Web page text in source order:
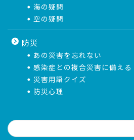
海の疑問
空の疑問
防災
あの災害を忘れない
感染症との複合災害に備える
災害用語クイズ
防災心理